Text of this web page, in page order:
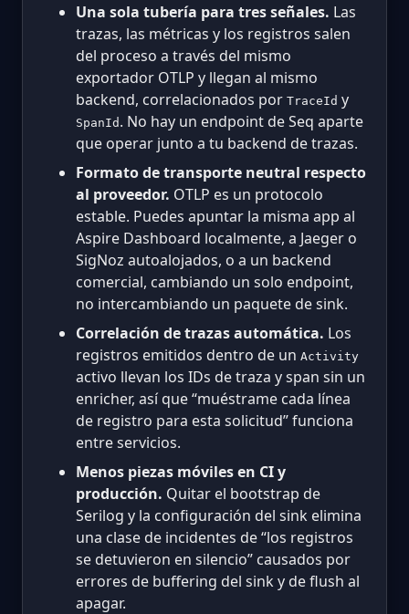
Una sola tubería para tres señales. Las
trazas, las métricas y los registros salen
del proceso a través del mismo
exportador OTLP y llegan al mismo
backend, correlacionados por TraceId y
SpanId . No hay un endpoint de Seq aparte
que operar junto a tu backend de trazas.
Formato de transporte neutral respecto
al proveedor. OTLP es un protocolo
estable. Puedes apuntar la misma app al
Aspire Dashboard localmente, a Jaeger o
SigNoz autoalojados, o a un backend
comercial, cambiando un solo endpoint,
no intercambiando un paquete de sink.
Correlación de trazas automática. Los
registros emitidos dentro de un Activity
activo llevan los IDs de traza y span sin un
enricher, así que “muéstrame cada línea
de registro para esta solicitud” funciona
entre servicios.
Menos piezas móviles en CI y
producción. Quitar el bootstrap de
Serilog y la configuración del sink elimina
una clase de incidentes de “los registros
se detuvieron en silencio” causados por
errores de buffering del sink y de flush al
apagar.